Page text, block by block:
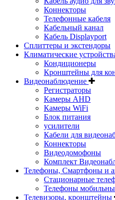
Коннекторы
Телефонные кабеля
Кабельный канал
Кабель Displayport
Сплиттеры и экстендоры
Климатические
Кондиционеры
Кронштейны для
Видеонаблюдение
Регистраторы
Камеры AHD
Камеры WiFi
Блок питания
усилители
Кабели для
Коннекторы
Видеодомофоны
Комплект
Телефоны, Смартфоны и
Стационарные
Телефоны
Телевизоры, кронштейны